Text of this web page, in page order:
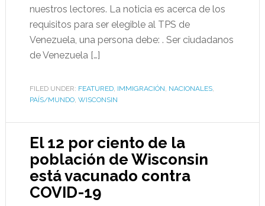
nuestros lectores. La noticia es acerca de los
requisitos para ser elegible al TPS de
Venezuela, una persona debe: . Ser ciudadanos
de Venezuela […]
FILED UNDER: FEATURED, IMMIGRACIÓN, NACIONALES,
PAÍS/MUNDO, WISCONSIN
El 12 por ciento de la
población de Wisconsin
está vacunado contra
COVID-19